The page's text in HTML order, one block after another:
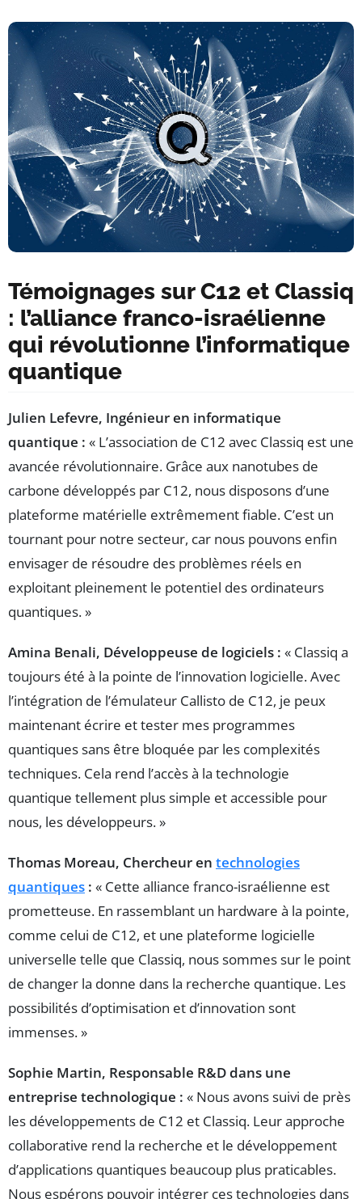
Témoignages sur C12 et Classiq
: l’alliance franco-israélienne
qui révolutionne l’informatique
quantique
Julien Lefevre, Ingénieur en informatique
quantique : « L’association de C12 avec Classiq est une
avancée révolutionnaire. Grâce aux nanotubes de
carbone développés par C12, nous disposons d’une
plateforme matérielle extrêmement fiable. C’est un
tournant pour notre secteur, car nous pouvons enfin
envisager de résoudre des problèmes réels en
exploitant pleinement le potentiel des ordinateurs
quantiques. »
Amina Benali, Développeuse de logiciels : « Classiq a
toujours été à la pointe de l’innovation logicielle. Avec
l’intégration de l’émulateur Callisto de C12, je peux
maintenant écrire et tester mes programmes
quantiques sans être bloquée par les complexités
techniques. Cela rend l’accès à la technologie
quantique tellement plus simple et accessible pour
nous, les développeurs. »
Thomas Moreau, Chercheur en technologies
quantiques : « Cette alliance franco-israélienne est
prometteuse. En rassemblant un hardware à la pointe,
comme celui de C12, et une plateforme logicielle
universelle telle que Classiq, nous sommes sur le point
de changer la donne dans la recherche quantique. Les
possibilités d’optimisation et d’innovation sont
immenses. »
Sophie Martin, Responsable R&D dans une
entreprise technologique : « Nous avons suivi de près
les développements de C12 et Classiq. Leur approche
collaborative rend la recherche et le développement
d’applications quantiques beaucoup plus praticables.
Nous espérons pouvoir intégrer ces technologies dans